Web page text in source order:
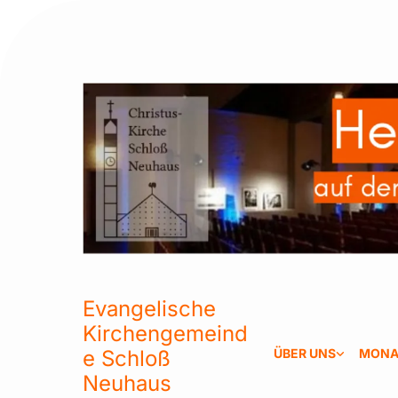
Evangelische
Kirchengemeind
e Schloß
Neuhaus
ÜBER UNS